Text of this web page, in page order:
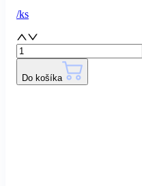
/ks
Do košíka